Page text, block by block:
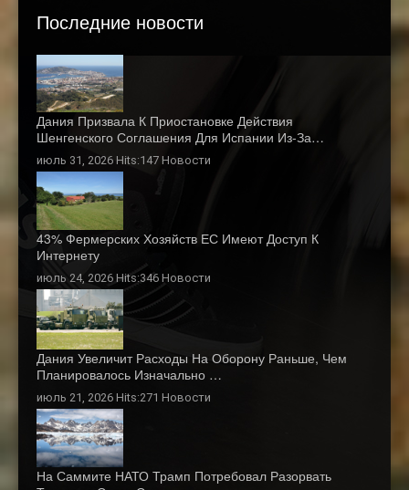
Последние новости
Дания Призвала К Приостановке Действия
Шенгенского Соглашения Для Испании Из-За…
июль 31, 2026 Hits:147 Новости
43% Фермерских Хозяйств ЕС Имеют Доступ К
Интернету
июль 24, 2026 Hits:346 Новости
Дания Увеличит Расходы На Оборону Раньше, Чем
Планировалось Изначально …
июль 21, 2026 Hits:271 Новости
На Саммите НАТО Трамп Потребовал Разорвать